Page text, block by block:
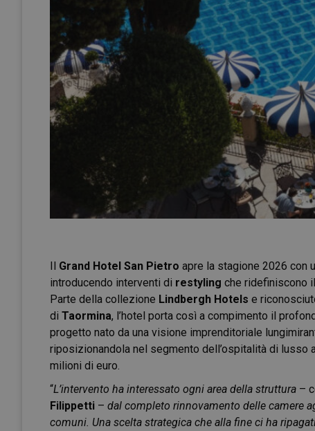
Il Grand Hotel San Pietro apre la stagione 2026 con
introducendo interventi di restyling che ridefiniscono
Parte della collezione Lindbergh Hotels e
di Taormina, l’hotel porta così a compimento il
progetto nato da una visione imprenditoriale
riposizionandola nel segmento dell’ospitalità di
milioni di euro.
“L’intervento ha interessato ogni area della struttura –
Filippetti – dal completo rinnovamento delle camere
comuni. Una scelta strategica che alla fine ci ha